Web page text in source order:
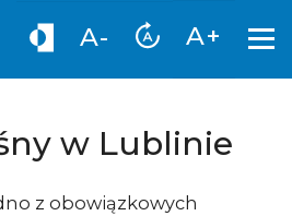
A- A+
w Lublinie
z obowiązkowych